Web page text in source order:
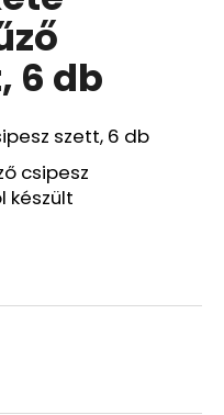
6 db
szett, 6 db
csipesz
készült